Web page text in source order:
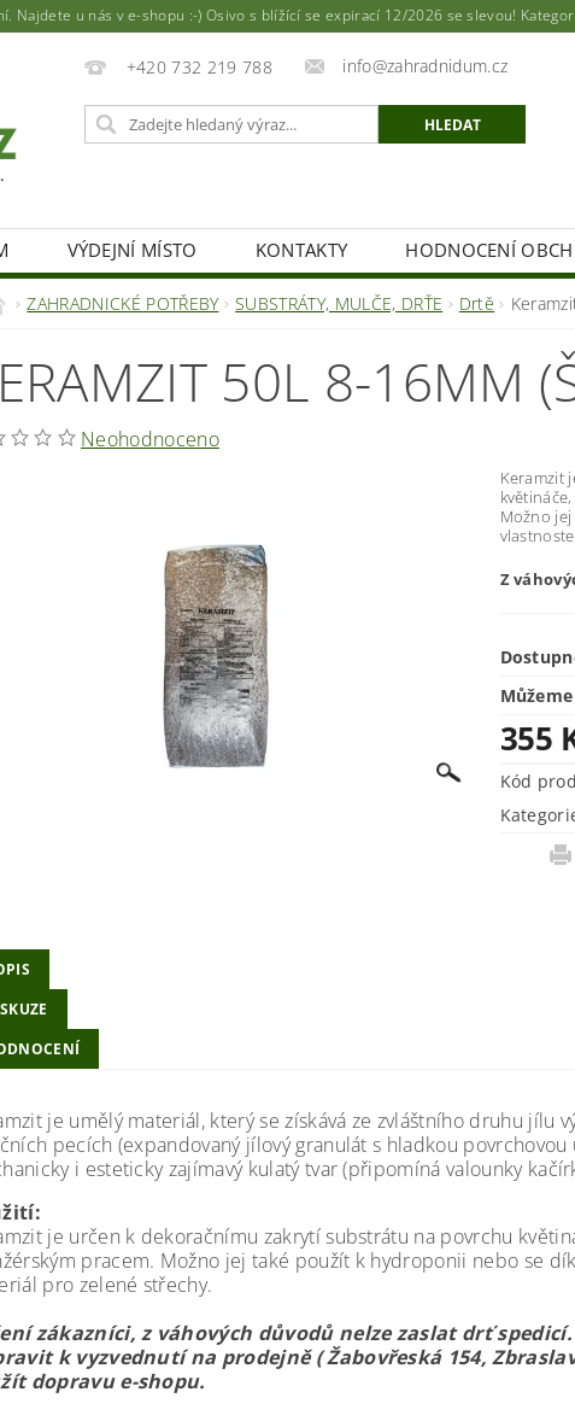
u nás v e-shopu :-) Osivo s blížící se expirací 12/2026 se slevou! Kategorie
+420 732 219 788 info@zahradnidum.cz
VÝDEJNÍ MÍSTO KONTAKTY HODNOCENÍ
ZAHRADNICKÉ POTŘEBY SUBSTRÁTY, MULČE, DRŤE Drtě
50L 8-16MM
Neohodnoceno
Keramzit
Možno
Z
355
Kód
je umělý materiál, který se získává ze zvláštního druhu jílu
pecích (expandovaný jílový granulát s hladkou
i esteticky zajímavý kulatý tvar (připomíná valounky
je určen k dekoračnímu zakrytí substrátu na povrchu
pracem. Možno jej také použít k hydroponii nebo se
pro zelené střechy.
zákazníci, z váhových důvodů nelze zaslat drť
k vyzvednutí na prodejně ( Žabovřeská 154,
dopravu e-shopu.